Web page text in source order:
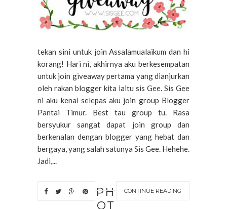
tekan sini untuk join Assalamualaikum dan hi
korang! Hari ni, akhirnya aku berkesempatan
untuk join giveaway pertama yang dianjurkan
oleh rakan blogger kita iaitu sis Gee. Sis Gee
ni aku kenal selepas aku join group Blogger
Pantai Timur. Best tau group tu. Rasa
bersyukur sangat dapat join group dan
berkenalan dengan blogger yang hebat dan
bergaya, yang salah satunya Sis Gee. Hehehe.
Jadi,...
CONTINUE READING
PH
OT